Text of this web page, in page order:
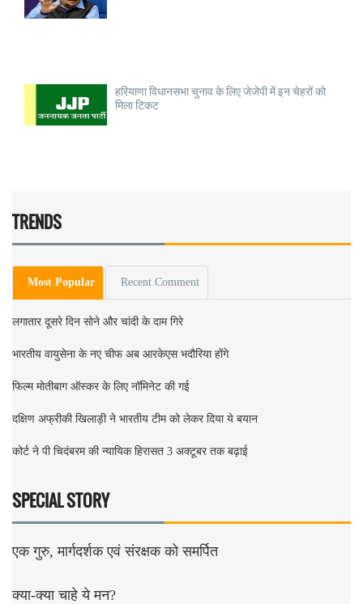
हरियाणा विधानसभा चुनाव के लिए जेजेपी में इन चेहरों को
मिला टिकट
TRENDS
Most Popular Recent Comment
लगातार दूसरे दिन सोने और चांदी के दाम गिरे
भारतीय वायुसेना के नए चीफ अब आरकेएस भदौरिया होंगे
फिल्म मोतीबाग ऑस्कर के लिए नॉमिनेट की गई
दक्षिण अफ्रीकी खिलाड़ी ने भारतीय टीम को लेकर दिया ये बयान
कोर्ट ने पी चिदंबरम की न्यायिक हिरासत 3 अक्टूबर तक बढ़ाई
SPECIAL STORY
एक गुरु, मार्गदर्शक एवं संरक्षक को समर्पित
क्या-क्या चाहे ये मन?